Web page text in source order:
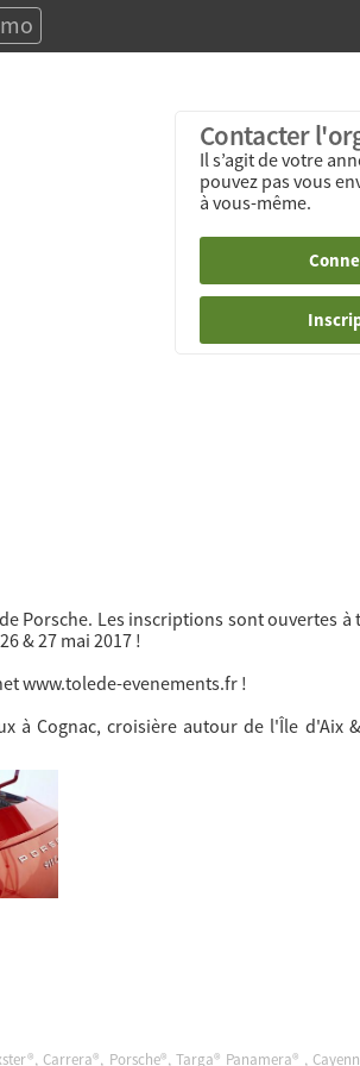
Contacter
Il s’agit de votre
pouvez pas vous
à vous-même.
Porsche. Les inscriptions sont ouvertes
& 27 mai 2017 !
www.tolede-evenements.fr !
à Cognac, croisière autour de l'Île d'Aix
Carrera®, Porsche®, Targa® Panamera® ,